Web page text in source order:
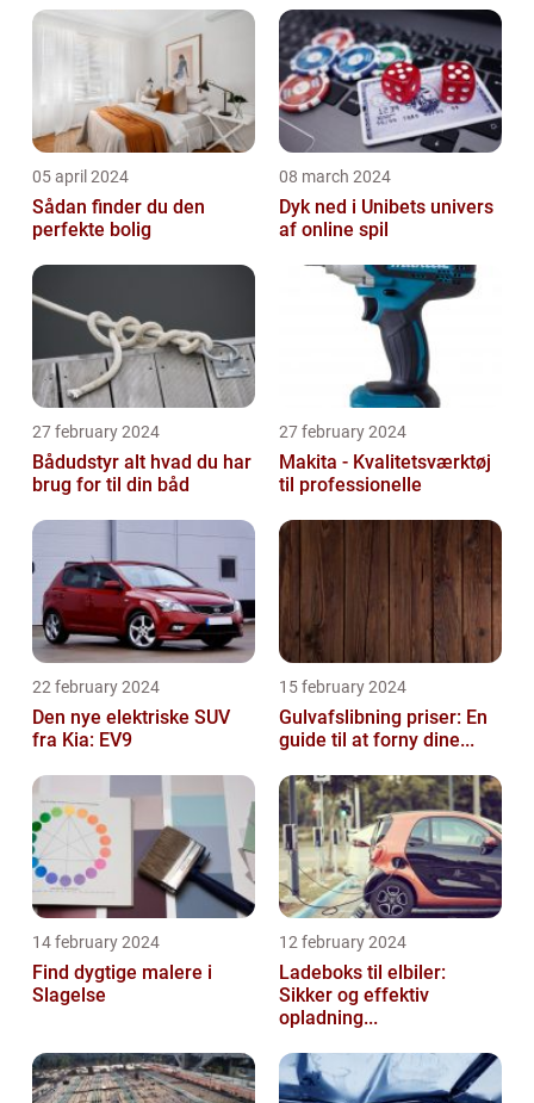
05 april 2024
Sådan finder du den
perfekte bolig
08 march 2024
Dyk ned i Unibets univers
af online spil
27 february 2024
Bådudstyr alt hvad du har
brug for til din båd
27 february 2024
Makita - Kvalitetsværktøj
til professionelle
22 february 2024
Den nye elektriske SUV
fra Kia: EV9
15 february 2024
Gulvafslibning priser: En
guide til at forny dine...
14 february 2024
Find dygtige malere i
Slagelse
12 february 2024
Ladeboks til elbiler:
Sikker og effektiv
opladning...